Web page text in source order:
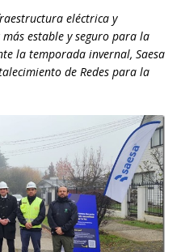
eléctrica y
estable y seguro para la
la temporada invernal, Saesa
de Redes para la